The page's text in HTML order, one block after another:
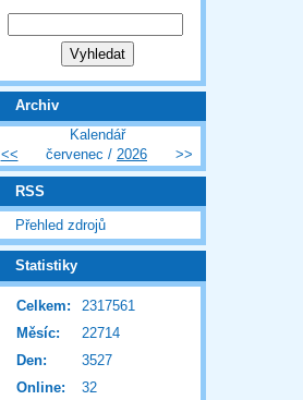
Archiv
Kalendář
<<
červenec / 2026 >>
RSS
Přehled zdrojů
Statistiky
Online: 32
Celkem:
2317561
Měsíc:
22714
Den:
3527